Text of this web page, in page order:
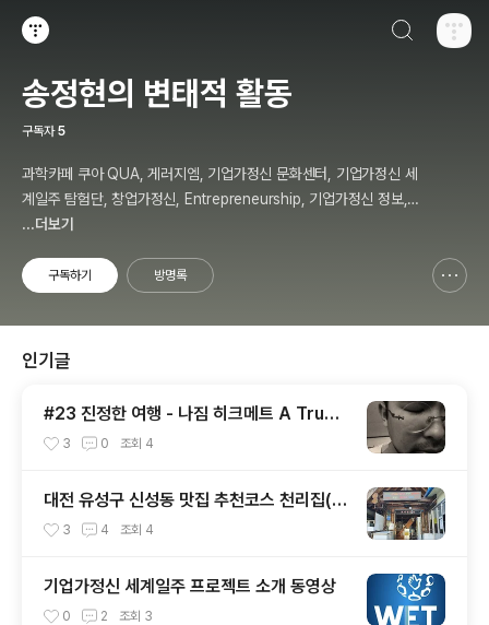
송정현의 변태적 활동
구독자 5
과학카페 쿠아 QUA, 게러지엠, 기업가정신 문화센터, 기업가정신 세
계일주 탐험단, 창업가정신, Entrepreneurship, 기업가정신 정보,
칼럼, 저자, 강사, 송정현, Budher Song
...더보기
구독하기 방명록
인기글
#23 진정한 여행 - 나짐 히크메트 A True
Travel - Nazim Hikmet - 기업가정신 세
3 0 조회 4
대전 유성구 신성동 맛집 추천코스 천리집(순
대국밥) - 카페쿠아(커피)
3 4 조회 4
기업가정신 세계일주 프로젝트 소개 동영상
0 2 조회 3